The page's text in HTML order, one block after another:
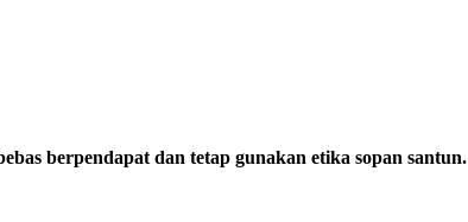
berpendapat dan tetap gunakan etika sopan santun.